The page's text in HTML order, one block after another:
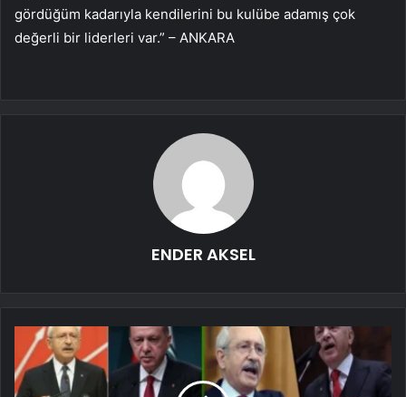
gördüğüm kadarıyla kendilerini bu kulübe adamış çok
değerli bir liderleri var.” – ANKARA
ENDER AKSEL